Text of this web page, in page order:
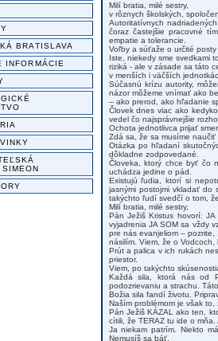
BRATISLAVA
INFORMÁCIE
SIMEON
Milí bratia, milé sestry,
v rôznych školských,
Autoritatívnych
čoraz častejšie pracovné
empatie a tolerancie.
Voľby a súťaže o určité
Iste, niekedy sme svedkami
riziká - ale v zásade sa táto
v menších i väčších
Súčasnú krízu autority,
názor môžeme vnímať ako
– ako prerod, ako hľadanie
Človek dnes viac ako
vedel čo najsprávnejšie
Ochota jednotlivca prijať
Zdá sa, že sa musíme
Otázka po hľadaní
dôkladne zodpovedané.
Človeka, ktorý chce byť čo
uchádza jedine o pád.
Existujú ľudia, ktorí si
jasnými postojmi vkladať do
takýchto ľudí svedčí o tom,
Milí bratia, milé sestry,
Pán Ježiš Kristus hovorí:
vyjadrenia JA SOM sa vždy
pre nás evanjeliom –
násilím. Viem, že o
Prút a palica v ich rukách
priestor.
Viem, po takýchto
Každá sila, ktorá nás od
podozrievaniu a strachu.
Božia sila fandí životu.
Naším problémom je však
Pán Ježiš KÁZAL ako ten,
cítili, že TERAZ tu ide o
Ja niekam patrím. Niekto
Nemusíš sa báť.